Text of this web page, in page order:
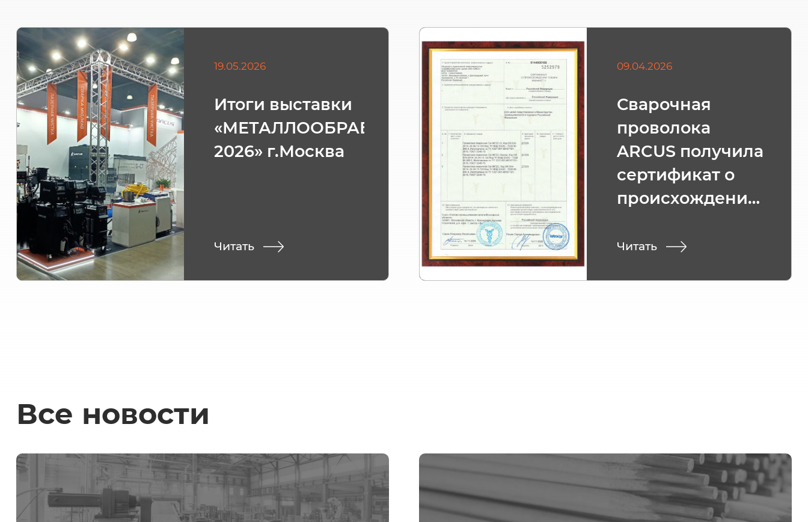
19.05.2026
Итоги выставки
«МЕТАЛЛООБРАБОТКА
2026» г.Москва
Читать
09.04.2026
Сварочная
проволока
ARCUS получила
сертификат о
происхождении
Читать
Все новости